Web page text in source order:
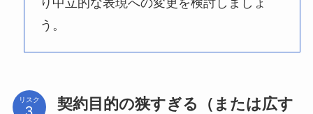
り中立的な表現への変更を検討しましょ
う。
リスク
契約目的の狭すぎる（または広す